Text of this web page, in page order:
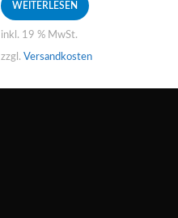
WEITERLESEN
inkl. 19 % MwSt.
zzgl. Versandkosten